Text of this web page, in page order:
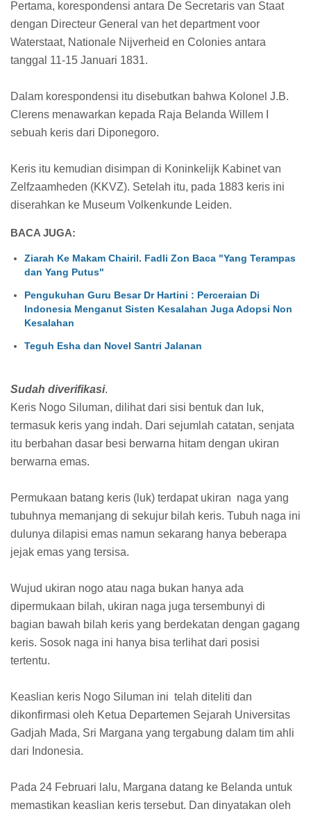
Pertama, korespondensi antara De Secretaris van Staat
dengan Directeur General van het department voor
Waterstaat, Nationale Nijverheid en Colonies antara
tanggal 11-15 Januari 1831.
Dalam korespondensi itu disebutkan bahwa Kolonel J.B.
Clerens menawarkan kepada Raja Belanda Willem I
sebuah keris dari Diponegoro.
Keris itu kemudian disimpan di Koninkelijk Kabinet van
Zelfzaamheden (KKVZ). Setelah itu, pada 1883 keris ini
diserahkan ke Museum Volkenkunde Leiden.
BACA JUGA:
Ziarah Ke Makam Chairil. Fadli Zon Baca "Yang Terampas
dan Yang Putus"
Pengukuhan Guru Besar Dr Hartini : Perceraian Di
Indonesia Menganut Sisten Kesalahan Juga Adopsi Non
Kesalahan
Teguh Esha dan Novel Santri Jalanan
Sudah diverifikasi.
Keris Nogo Siluman, dilihat dari sisi bentuk dan luk,
termasuk keris yang indah. Dari sejumlah catatan, senjata
itu berbahan dasar besi berwarna hitam dengan ukiran
berwarna emas.
Permukaan batang keris (luk) terdapat ukiran naga yang
tubuhnya memanjang di sekujur bilah keris. Tubuh naga ini
dulunya dilapisi emas namun sekarang hanya beberapa
jejak emas yang tersisa.
Wujud ukiran nogo atau naga bukan hanya ada
dipermukaan bilah, ukiran naga juga tersembunyi di
bagian bawah bilah keris yang berdekatan dengan gagang
keris. Sosok naga ini hanya bisa terlihat dari posisi
tertentu.
Keaslian keris Nogo Siluman ini telah diteliti dan
dikonfirmasi oleh Ketua Departemen Sejarah Universitas
Gadjah Mada, Sri Margana yang tergabung dalam tim ahli
dari Indonesia.
Pada 24 Februari lalu, Margana datang ke Belanda untuk
memastikan keaslian keris tersebut. Dan dinyatakan oleh